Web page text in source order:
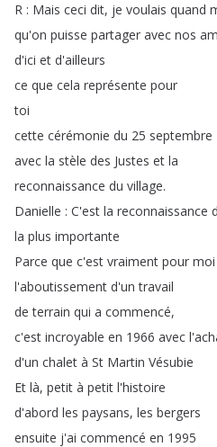
R : Mais ceci dit, je voulais quand
qu'on puisse partager avec nos
d'ici et d'ailleurs
ce que cela représente pour
toi
cette cérémonie du 25 septembre
avec la stèle des Justes et la
reconnaissance du village.
Danielle : C'est la reconnaissance
la plus importante
Parce que c'est vraiment pour moi
l'aboutissement d'un travail
de terrain qui a commencé,
c'est incroyable en 1966 avec
d'un chalet à St Martin Vésubie
Et là, petit à petit l'histoire
d'abord les paysans, les bergers
ensuite j'ai commencé en 1995